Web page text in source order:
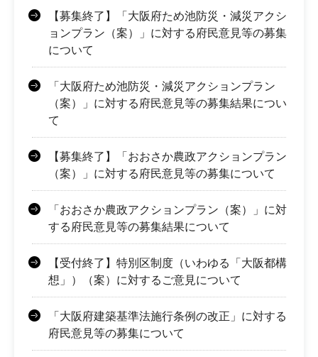
【募集終了】「大阪府ため池防災・減災アクシ
ョンプラン（案）」に対する府民意見等の募集
について
「大阪府ため池防災・減災アクションプラン
（案）」に対する府民意見等の募集結果につい
て
【募集終了】「おおさか農政アクションプラン
（案）」に対する府民意見等の募集について
「おおさか農政アクションプラン（案）」に対
する府民意見等の募集結果について
【受付終了】特別区制度（いわゆる「大阪都構
想」）（案）に対するご意見について
「大阪府建築基準法施行条例の改正」に対する
府民意見等の募集について